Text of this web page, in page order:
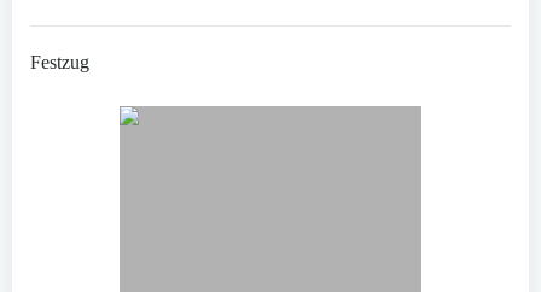
Festzug